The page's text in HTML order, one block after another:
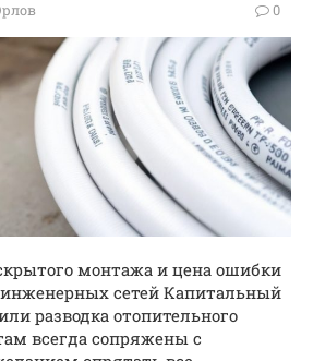
0
монтажа и цена ошибки
инженерных сетей Капитальный
разводка отопительного
всегда сопряжены с